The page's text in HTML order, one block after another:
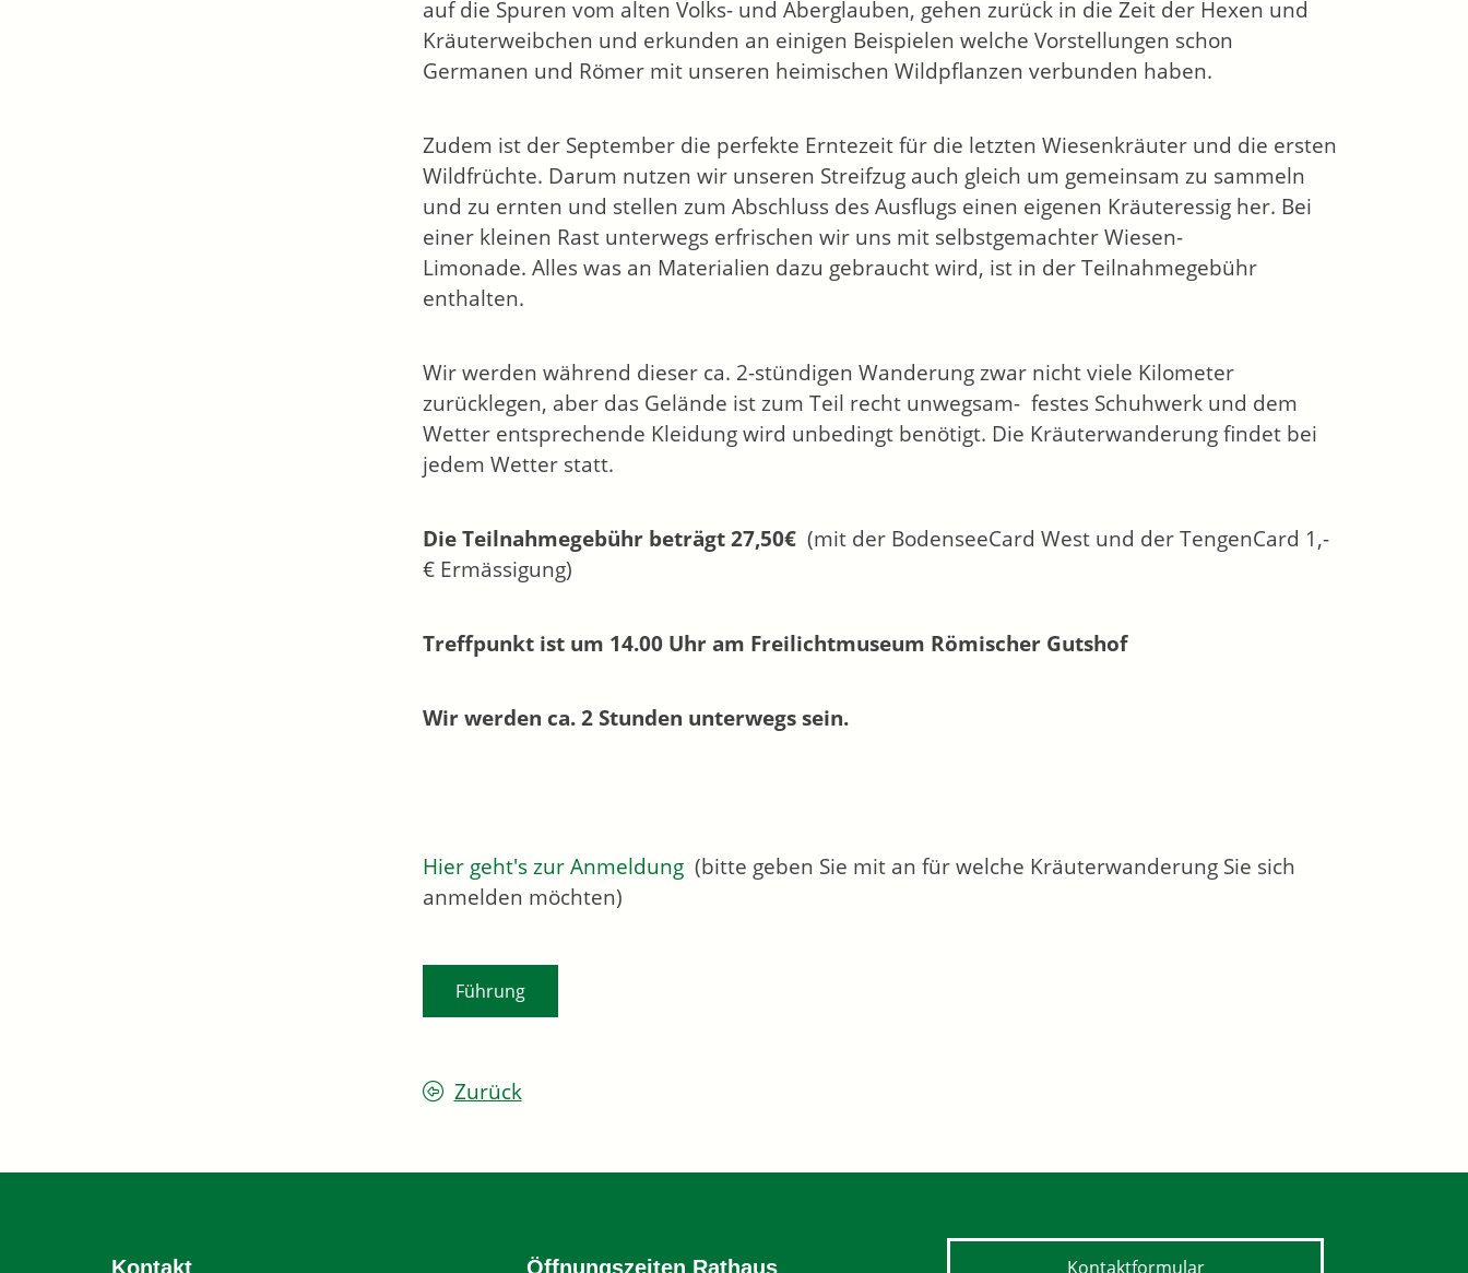
auf die Spuren vom alten Volks- und Aberglauben, gehen zurück in die Zeit der Hexen und
Kräuterweibchen und erkunden an einigen Beispielen welche Vorstellungen schon
Germanen und Römer mit unseren heimischen Wildpflanzen verbunden haben.
Zudem ist der September die perfekte Erntezeit für die letzten Wiesenkräuter und die ersten
Wildfrüchte. Darum nutzen wir unseren Streifzug auch gleich um gemeinsam zu sammeln
und zu ernten und stellen zum Abschluss des Ausflugs einen eigenen Kräuteressig her. Bei
einer kleinen Rast unterwegs erfrischen wir uns mit selbstgemachter Wiesen-
Limonade. Alles was an Materialien dazu gebraucht wird, ist in der Teilnahmegebühr
enthalten.
Wir werden während dieser ca. 2-stündigen Wanderung zwar nicht viele Kilometer
zurücklegen, aber das Gelände ist zum Teil recht unwegsam- festes Schuhwerk und dem
Wetter entsprechende Kleidung wird unbedingt benötigt. Die Kräuterwanderung findet bei
jedem Wetter statt.
Die Teilnahmegebühr beträgt 27,50€ (mit der BodenseeCard West und der TengenCard 1,-
€ Ermässigung)
Treffpunkt ist um 14.00 Uhr am Freilichtmuseum Römischer Gutshof
Wir werden ca. 2 Stunden unterwegs sein.
Hier geht's zur Anmeldung (bitte geben Sie mit an für welche Kräuterwanderung Sie sich
anmelden möchten)
Führung
Zurück
Kontakt Öffnungszeiten Rathaus Kontaktformular